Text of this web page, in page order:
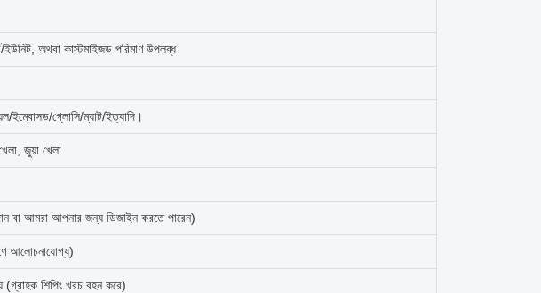
অথবা কাস্টমাইজড পরিমাণ উপলব্ধ
ইম্বোসড/গ্লোসি/ম্যাট/ইত্যাদি।
জুয়া খেলা
বা আমরা আপনার জন্য ডিজাইন করতে পারেন)
আলোচনাযোগ্য)
(গ্রাহক শিপিং খরচ বহন করে)